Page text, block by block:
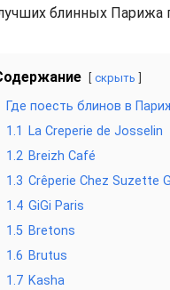
блинных Парижа
скрыть
Где поесть блинов в
1.1
La Creperie de Josselin
1.2 Breizh Café
1.3 Crêperie Chez Suzette
1.4 GiGi Paris
1.5 Bretons
1.6 Brutus
1.7 Kasha